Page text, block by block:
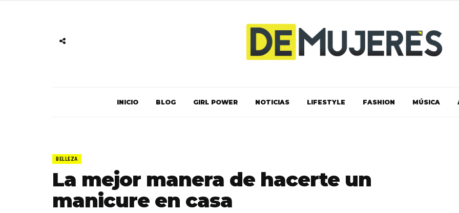
INICIO BLOG GIRL POWER NOTICIAS LIFESTYLE FASHION MÚSICA
BELLEZA
La mejor manera de hacerte un
manicure en casa